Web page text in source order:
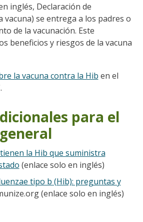
inglés, Declaración de
se entrega a los padres o
de la vacunación. Este
beneficios y riesgos de la vacuna
la vacuna contra la Hib en el
para el
la Hib que suministra
(enlace solo en inglés)
tipo b (Hib): preguntas y
(enlace solo en inglés)